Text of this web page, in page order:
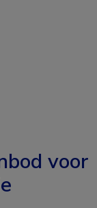
voor